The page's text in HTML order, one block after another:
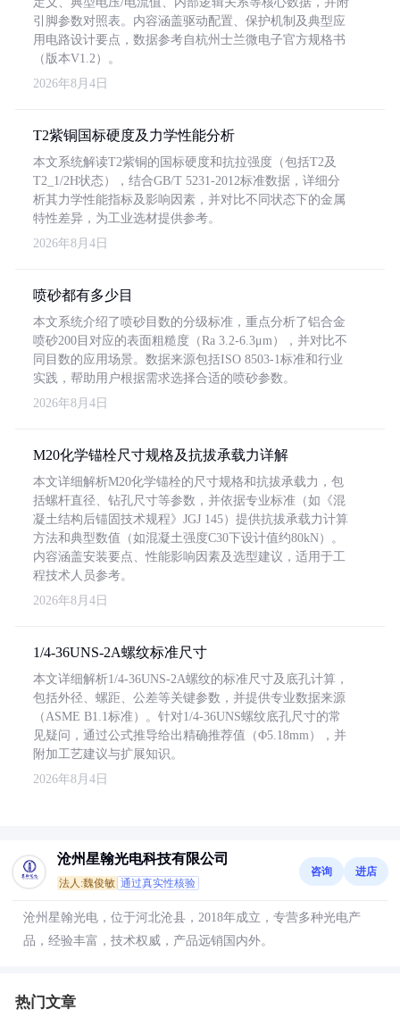
引脚参数对照表。内容涵盖驱动配置、保护机制及典型应
用电路设计要点，数据参考自杭州士兰微电子官方规格书
（版本V1.2）。
2026年8月4日
T2紫铜国标硬度及力学性能分析
本文系统解读T2紫铜的国标硬度和抗拉强度（包括T2及
T2_1/2H状态），结合GB/T 5231-2012标准数据，详细分
析其力学性能指标及影响因素，并对比不同状态下的金属
特性差异，为工业选材提供参考。
2026年8月4日
喷砂都有多少目
本文系统介绍了喷砂目数的分级标准，重点分析了铝合金
喷砂200目对应的表面粗糙度（Ra 3.2-6.3μm），并对比不
同目数的应用场景。数据来源包括ISO 8503-1标准和行业
实践，帮助用户根据需求选择合适的喷砂参数。
2026年8月4日
M20化学锚栓尺寸规格及抗拔承载力详解
本文详细解析M20化学锚栓的尺寸规格和抗拔承载力，包
括螺杆直径、钻孔尺寸等参数，并依据专业标准（如《混
凝土结构后锚固技术规程》JGJ 145）提供抗拔承载力计算
方法和典型数值（如混凝土强度C30下设计值约80kN）。
内容涵盖安装要点、性能影响因素及选型建议，适用于工
程技术人员参考。
2026年8月4日
1/4-36UNS-2A螺纹标准尺寸
本文详细解析1/4-36UNS-2A螺纹的标准尺寸及底孔计算，
包括外径、螺距、公差等关键参数，并提供专业数据来源
（ASME B1.1标准）。针对1/4-36UNS螺纹底孔尺寸的常
见疑问，通过公式推导给出精确推荐值（Φ5.18mm），并
附加工艺建议与扩展知识。
2026年8月4日
沧州星翰光电科技有限公司
法人:魏俊敏 通过真实性核验
咨询 进店
沧州星翰光电，位于河北沧县，2018年成立，专营多种光电产
品，经验丰富，技术权威，产品远销国内外。
热门文章